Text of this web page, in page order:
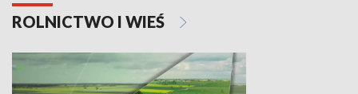
ROLNICTWO I WIEŚ